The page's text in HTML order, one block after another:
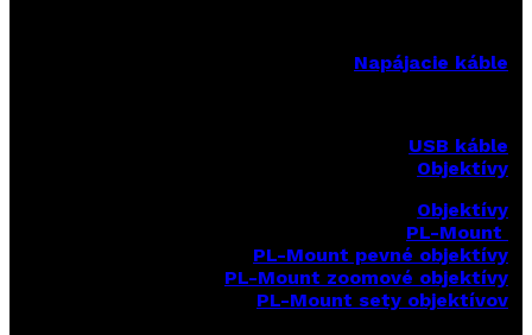
Napájacie káble
USB káble
Objektívy
Objektívy
PL-Mount
PL-Mount pevné objektívy
PL-Mount zoomové objektívy
PL-Mount sety objektívov